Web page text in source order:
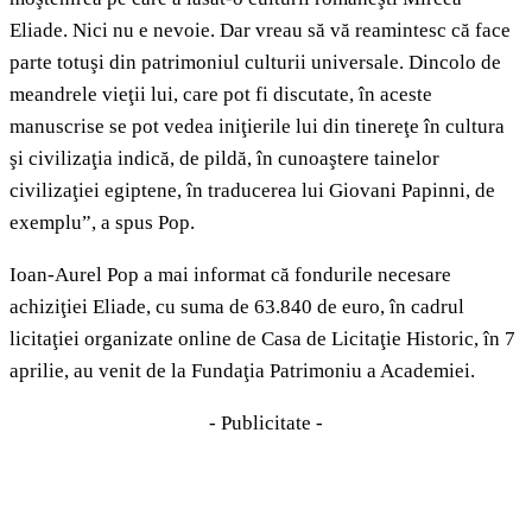
Eliade. Nici nu e nevoie. Dar vreau să vă reamintesc că face
parte totuşi din patrimoniul culturii universale. Dincolo de
meandrele vieţii lui, care pot fi discutate, în aceste
manuscrise se pot vedea iniţierile lui din tinereţe în cultura
şi civilizaţia indică, de pildă, în cunoaştere tainelor
civilizaţiei egiptene, în traducerea lui Giovani Papinni, de
exemplu”, a spus Pop.
Ioan-Aurel Pop a mai informat că fondurile necesare
achiziţiei Eliade, cu suma de 63.840 de euro, în cadrul
licitaţiei organizate online de Casa de Licitaţie Historic, în 7
aprilie, au venit de la Fundaţia Patrimoniu a Academiei.
- Publicitate -